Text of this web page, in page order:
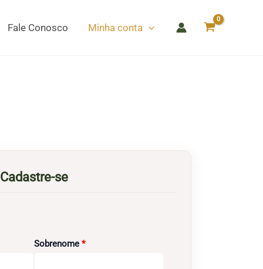
Fale Conosco Minha conta
Cadastre-se
Sobrenome*Obrigatório